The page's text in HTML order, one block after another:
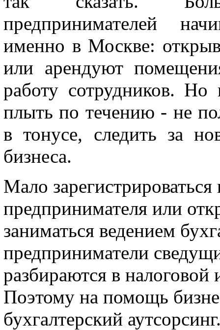
предпринимателей
именно в Москве:
или арендуют
работу сотрудников.
плыть по течению - не
в тонусе, следить за
бизнеса.
Мало
предпринимателя или
заниматься ведением
предприниматели
разбираются в налоговой
Поэтому на помощь
бухгалтерский